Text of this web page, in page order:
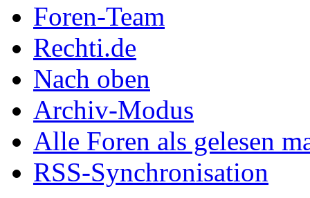
Foren-Team
Rechti.de
Nach oben
Archiv-Modus
Alle Foren als gelesen
RSS-Synchronisation